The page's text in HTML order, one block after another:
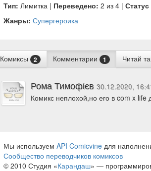
Тип: Лимитка | Переведено: 2 из 4 |
Жанры: Супергероика
Комиксы 2 Комментарии 1 Читай
Рома Тимофієв 30.12.2020,
Комикс неплохой,но его в com x life
Мы используем API Comicvine для
Сообщество переводчиков комиксов
© 2010 Студия «Карандаш» —